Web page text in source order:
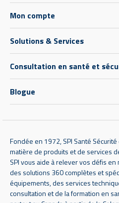
Mon compte
Solutions & Services
Consultation en santé et
Blogue
Fondée en 1972, SPI Santé
matière de produits et de services
SPI vous aide à relever vos défis
des solutions 360 complètes et
équipements, des services
consultation et de la formation en